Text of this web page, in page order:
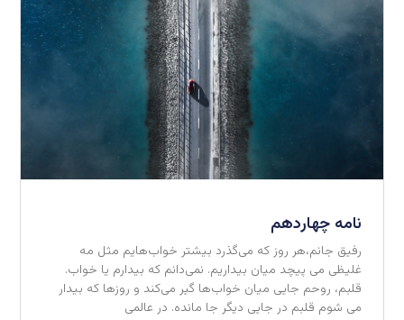
نامه چهاردهم
رفیق جانم،هر روز که می‌گذرد بیشتر خواب‌هایم مثل مه
غلیظی می پیچد میان بیداریم. نمی‌دانم که بیدارم یا خواب.
قلبم،‌ روحم جایی میان خواب‌ها گیر می‌کند و روزها که بیدار
می شوم قلبم در جایی دیگر جا مانده. در عالمی